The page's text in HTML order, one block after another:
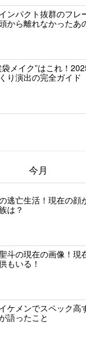
ンパクト抜群のフレ
から離れなかったあ
袋メイク”はこれ！
り演出の完全ガイド
今月
逃亡生活！現在の顔
は？
斗の現在の画像！現
もいる！
ケメンでスペック高
語ったこと